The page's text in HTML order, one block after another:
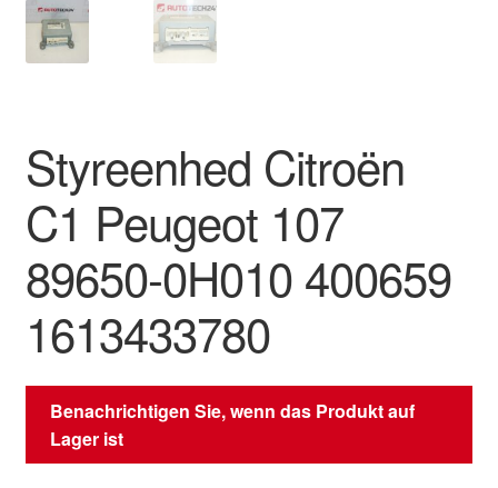
Om os
Styreenhed Citroën
C1 Peugeot 107
89650-0H010 400659
1613433780
Benachrichtigen Sie, wenn das Produkt auf
Lager ist